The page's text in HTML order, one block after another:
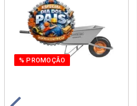
% PROMOÇÃO